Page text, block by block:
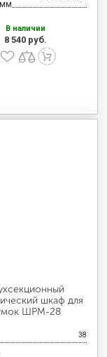
В наличии
8 540 руб.
шкаф для
ШРМ-28
38